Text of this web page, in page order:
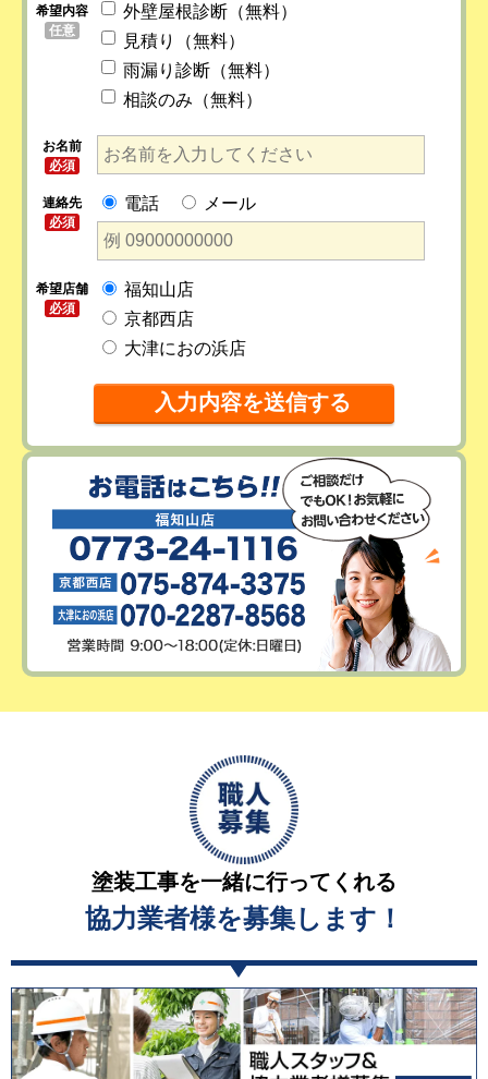
希望内容
任意
外壁屋根診断（無料）
見積り（無料）
雨漏り診断（無料）
相談のみ（無料）
お名前
必須
連絡先
必須
電話 メール
希望店舗
必須
福知山店
京都西店
大津におの浜店
塗装工事を一緒に行ってくれる
協力業者様を募集します！